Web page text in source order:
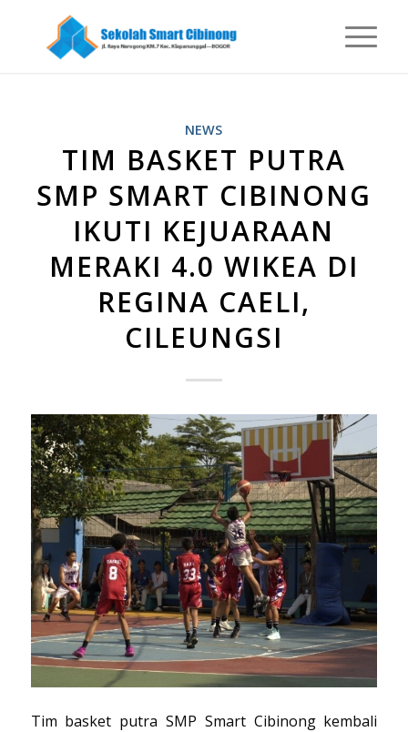
NEWS
TIM BASKET PUTRA
SMP SMART CIBINONG
IKUTI KEJUARAAN
MERAKI 4.0 WIKEA DI
REGINA CAELI,
CILEUNGSI
Tim basket putra SMP Smart Cibinong kembali